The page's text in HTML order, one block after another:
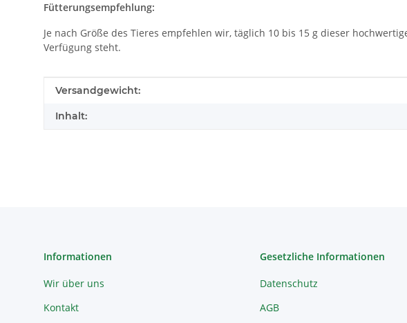
Fütterungsempfehlung:
Je nach Größe des Tieres empfehlen wir, täglich 10 bis 15 g dieser
Verfügung steht.
Produkteigenschaft
Wert
Versandgewicht:
Inhalt:
Informationen
Wir über uns
Kontakt
Gesetzliche Informationen
Datenschutz
AGB